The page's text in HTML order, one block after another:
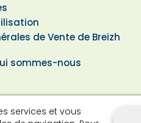
services et vous
de Vente de Breizh
sommes-nous